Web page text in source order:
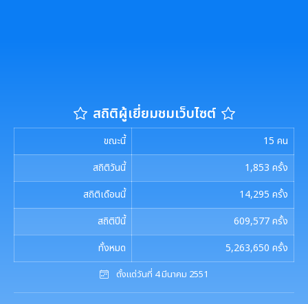
สถิติผู้เยี่ยมชมเว็บไซต์
ขณะนี้ 15 คน
สถิติวันนี้
1,853 ครั้ง
สถิติเดือนนี้
14,295 ครั้ง
สถิติปีนี้
609,577ครั้ง
ทั้งหมด
5,263,650 ครั้ง
ตั้งแต่วันที่ 4 มีนาคม 2551